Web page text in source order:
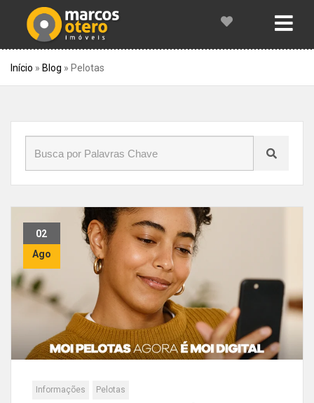
Início » Blog » Pelotas
02
Ago
Informações Pelotas